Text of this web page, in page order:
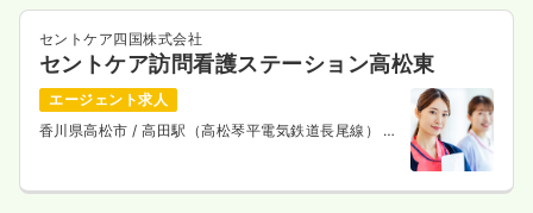
セントケア四国株式会社
セントケア訪問看護ステーション高松東
エージェント求人
香川県高松市/ 高田駅（高松琴平電気鉄道長尾線） 徒